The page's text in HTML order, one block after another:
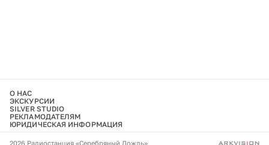
О НАС
ЭКСКУРСИИ
SILVER STUDIO
РЕКЛАМОДАТЕЛЯМ
ЮРИДИЧЕСКАЯ ИНФОРМАЦИЯ
2026 Радиостанция «Серебряный Дождь»